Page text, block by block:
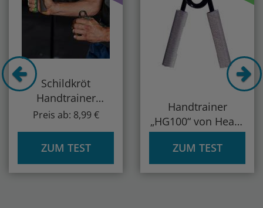
Schildkröt
Handtrainer
„960022“
Preis ab: 8,99 €
ZUM TEST
Handtrainer
„HG100“ von Heavy
Grip
ZUM TEST